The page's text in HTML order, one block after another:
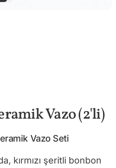
Vazo (2'li)
Vazo Seti
kırmızı şeritli bonbon